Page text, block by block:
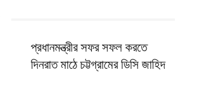
প্রধানমন্ত্রীর সফর সফল করতে
দিনরাত মাঠে চট্টগ্রামের ডিসি জাহিদ